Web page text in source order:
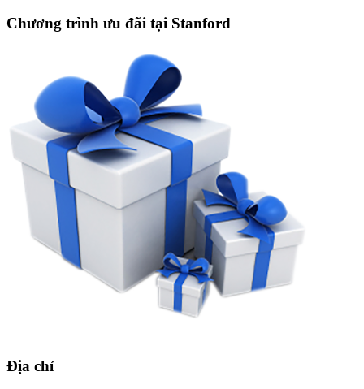
Chương trình ưu đãi tại Stanford
Địa chỉ